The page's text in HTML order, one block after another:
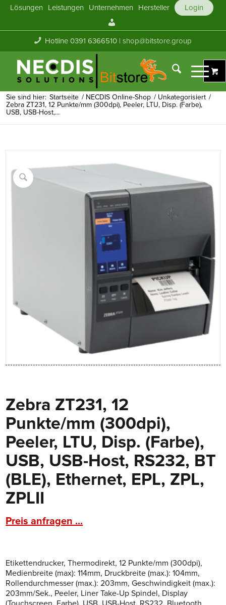
Lösungen Leistungen Unternehmen Hersteller
Login
Konto
Hotline 0391 6366510 |shop@bitstore.group
Sie sind hier: Startseite / NECDIS Online-Shop / Unkategorisiert /
Zebra ZT231, 12 Punkte/mm (300dpi), Peeler, LTU, Disp. (Farbe),
USB, USB-Host,...
Zebra ZT231, 12
Punkte/mm (300dpi),
Peeler, LTU, Disp. (Farbe),
USB, USB-Host, RS232, BT
(BLE), Ethernet, EPL, ZPL,
ZPLII
Preis anfragen ...
Etikettendrucker, Thermodirekt, 12 Punkte/mm (300dpi),
Medienbreite (max): 114mm, Druckbreite (max.): 104mm,
Rollendurchmesser (max.): 203mm, Geschwindigkeit (max.):
203mm/Sek., Peeler, Liner Take-Up Spindel, Display